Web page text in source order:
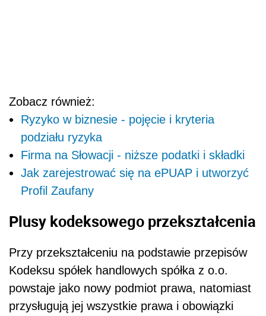
Zobacz również:
Ryzyko w biznesie - pojęcie i kryteria
podziału ryzyka
Firma na Słowacji - niższe podatki i składki
Jak zarejestrować się na ePUAP i utworzyć
Profil Zaufany
Plusy kodeksowego przekształcenia
Przy przekształceniu na podstawie przepisów
Kodeksu spółek handlowych spółka z o.o.
powstaje jako nowy podmiot prawa, natomiast
przysługują jej wszystkie prawa i obowiązki